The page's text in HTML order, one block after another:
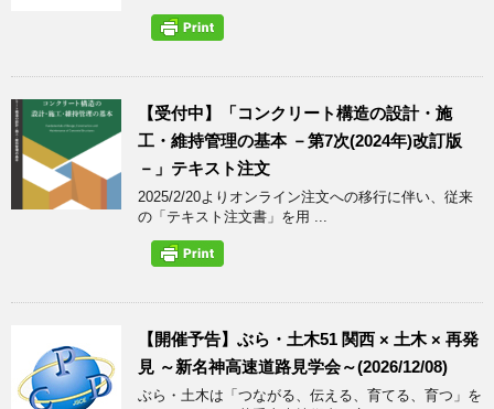
【受付中】「コンクリート構造の設計・施
工・維持管理の基本 －第7次(2024年)改訂版
－」テキスト注文
2025/2/20よりオンライン注文への移行に伴い、従来
の「テキスト注文書」を用 ...
【開催予告】ぶら・土木51 関西 × 土木 × 再発
見 ～新名神高速道路見学会～(2026/12/08)
ぶら・土木は「つながる、伝える、育てる、育つ」を